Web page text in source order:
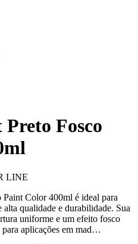
Fosco
LINE
Color 400ml é ideal para
alta qualidade e durabilidade. Sua
uniforme e um efeito fosco
aplicações em mad…